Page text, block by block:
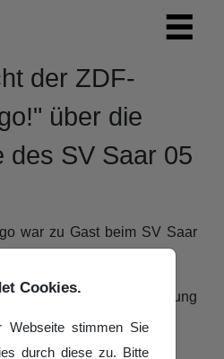
der ZDF-
über die
des SV Saar 05
war zu Gast beim SV Saar
21.09 in der ZDF-Sendung
Cookies.
Webseite stimmen Sie
durch diese zu. Bitte